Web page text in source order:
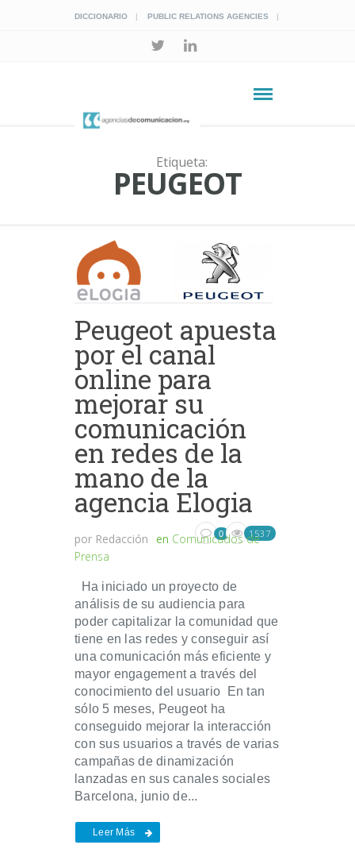
DICCIONARIO PUBLIC RELATIONS AGENCIES
Etiqueta:
PEUGEOT
Peugeot apuesta
por el canal
online para
mejorar su
comunicación
en redes de la
mano de la
agencia Elogia
por Redacción en Comunicados de
Prensa
0 1537
Ha iniciado un proyecto de
análisis de su audiencia para
poder capitalizar la comunidad que
tiene en las redes y conseguir así
una comunicación más eficiente y
mayor engagement a través del
conocimiento del usuario En tan
sólo 5 meses, Peugeot ha
conseguido mejorar la interacción
con sus usuarios a través de varias
campañas de dinamización
lanzadas en sus canales sociales
Barcelona, junio de...
Leer Más